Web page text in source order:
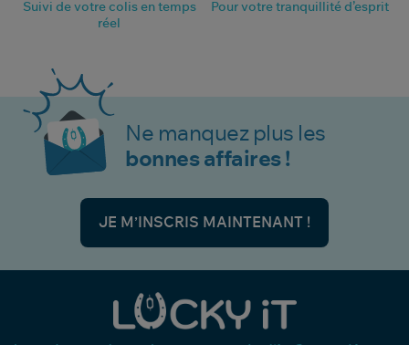
Suivi de votre colis en temps
réel
Pour votre tranquillité d’esprit
Ne manquez plus les
bonnes affaires !
JE M’INSCRIS MAINTENANT !